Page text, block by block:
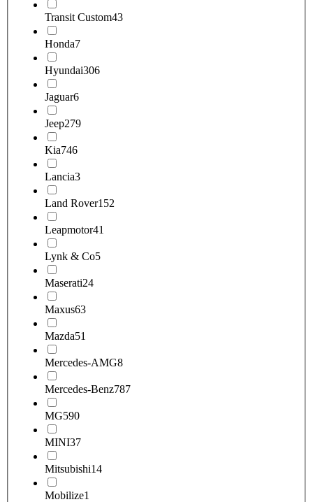
Transit Custom43
Honda7
Hyundai306
Jaguar6
Jeep279
Kia746
Lancia3
Land Rover152
Leapmotor41
Lynk & Co5
Maserati24
Maxus63
Mazda51
Mercedes-AMG8
Mercedes-Benz787
MG590
MINI37
Mitsubishi14
Mobilize1